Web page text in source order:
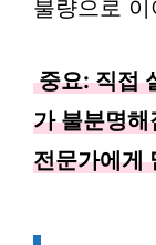
불량으로
중요: 직접
가 불분명해
전문가에게